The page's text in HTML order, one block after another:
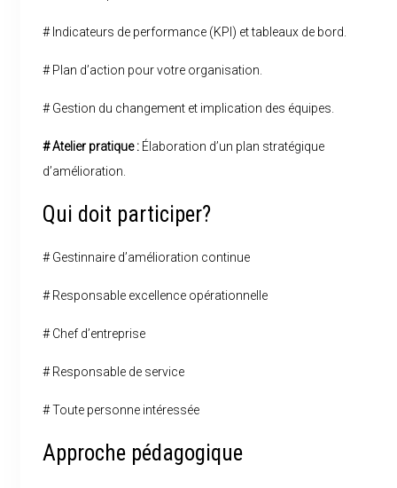
# Indicateurs de performance (KPI) et tableaux de bord.
# Plan d’action pour votre organisation.
# Gestion du changement et implication des équipes.
# Atelier pratique : Élaboration d’un plan stratégique
d’amélioration.
Qui doit participer?
# Gestinnaire d’amélioration continue
# Responsable excellence opérationnelle
# Chef d’entreprise
# Responsable de service
# Toute personne intéressée
Approche pédagogique